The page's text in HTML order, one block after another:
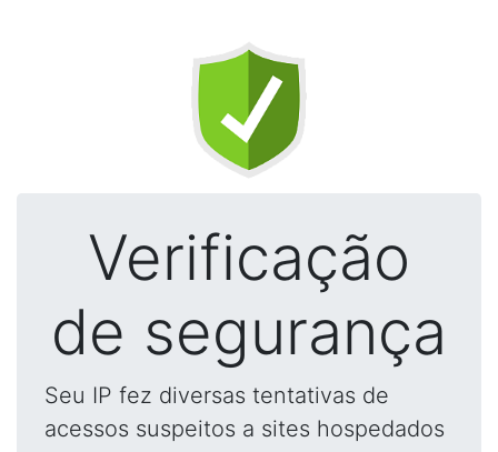
Verificação
de segurança
Seu IP fez diversas tentativas de
acessos suspeitos a sites hospedados